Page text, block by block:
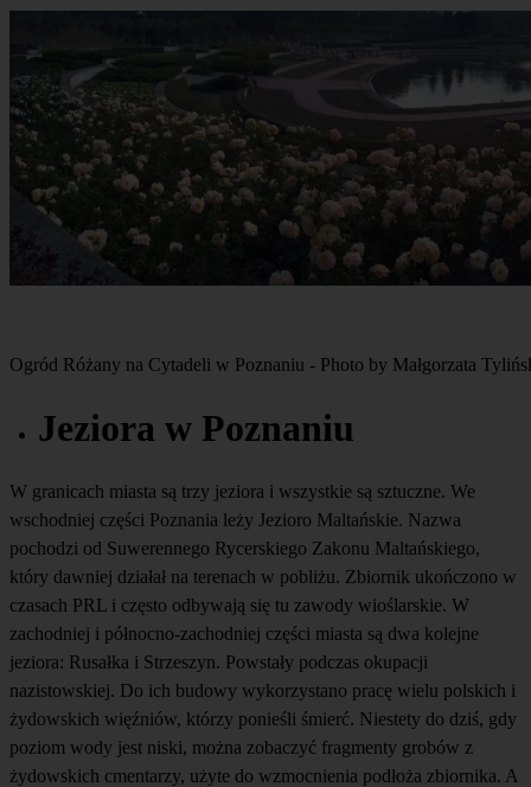
Ogród Różany na Cytadeli w Poznaniu - Photo by Małgorzata
Jeziora w Poznaniu
W granicach miasta są trzy jeziora i wszystkie są sztuczne. We
wschodniej części Poznania leży Jezioro Maltańskie. Nazwa
pochodzi od Suwerennego Rycerskiego Zakonu Maltańskiego,
który dawniej działał na terenach w pobliżu. Zbiornik ukończono w
czasach PRL i często odbywają się tu zawody wioślarskie. W
zachodniej i północno-zachodniej części miasta są dwa kolejne
jeziora: Rusałka i Strzeszyn. Powstały podczas okupacji
nazistowskiej. Do ich budowy wykorzystano pracę wielu polskich i
żydowskich więźniów, którzy ponieśli śmierć. Niestety do dziś, gdy
poziom wody jest niski, można zobaczyć fragmenty grobów z
żydowskich cmentarzy, użyte do wzmocnienia podłoża zbiornika. A